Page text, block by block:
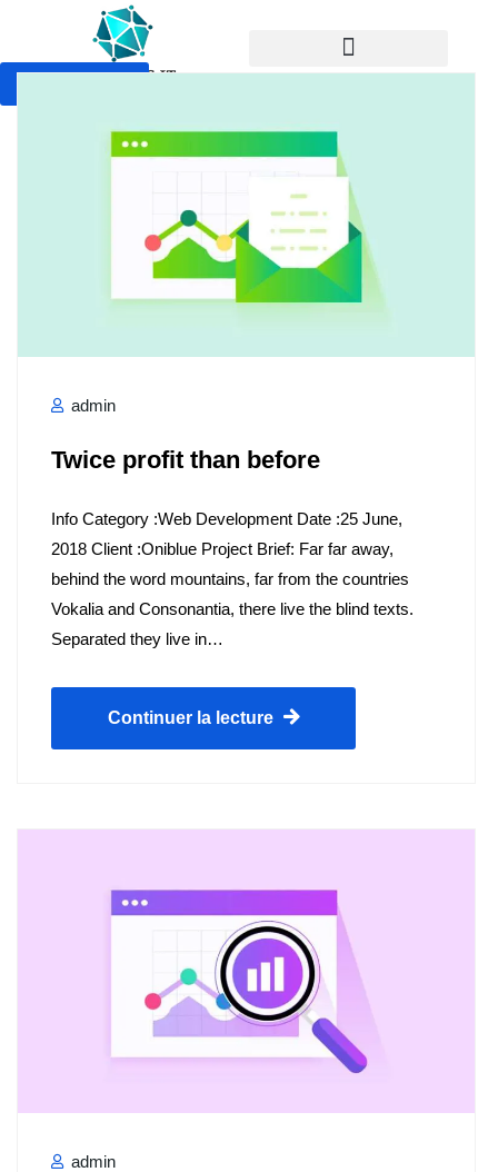
admin
Twice profit than before
Info Category :Web Development Date :25 June,
2018 Client :Oniblue Project Brief: Far far away,
behind the word mountains, far from the countries
Vokalia and Consonantia, there live the blind texts.
Separated they live in…
Continuer la lecture
admin